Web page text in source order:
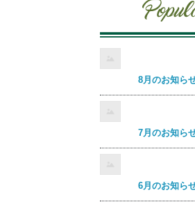
8月のお知ら
7月のお知ら
6月のお知ら